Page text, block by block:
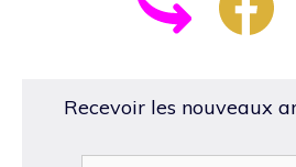
Recevoir les nouveaux